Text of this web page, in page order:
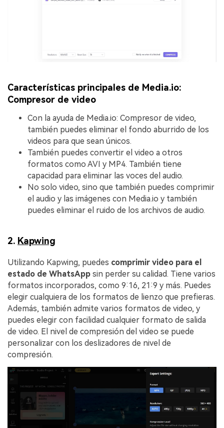
Características principales de Media.io:
Compresor de video
Con la ayuda de Media.io: Compresor de video,
también puedes eliminar el fondo aburrido de los
videos para que sean únicos.
También puedes convertir el video a otros
formatos como AVI y MP4. También tiene
capacidad para eliminar las voces del audio.
No solo video, sino que también puedes comprimir
el audio y las imágenes con Media.io y también
puedes eliminar el ruido de los archivos de audio.
2. Kapwing
Utilizando Kapwing, puedes comprimir video para el
estado de WhatsApp sin perder su calidad. Tiene varios
formatos incorporados, como 9:16, 21:9 y más. Puedes
elegir cualquiera de los formatos de lienzo que prefieras.
Además, también admite varios formatos de video, y
puedes elegir con facilidad cualquier formato de salida
de video. El nivel de compresión del video se puede
personalizar con los deslizadores de nivel de
compresión.